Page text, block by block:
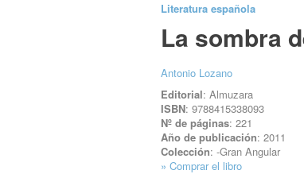
Literatura española
La sombra
Antonio Lozano
Editorial: Almuzara
ISBN: 9788415338093
Nº de páginas: 221
Año de publicación: 2011
Colección: -Gran Angular
» Comprar el libro